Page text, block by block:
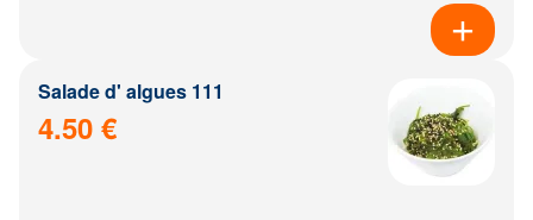
Salade d' algues 111
4.50 €